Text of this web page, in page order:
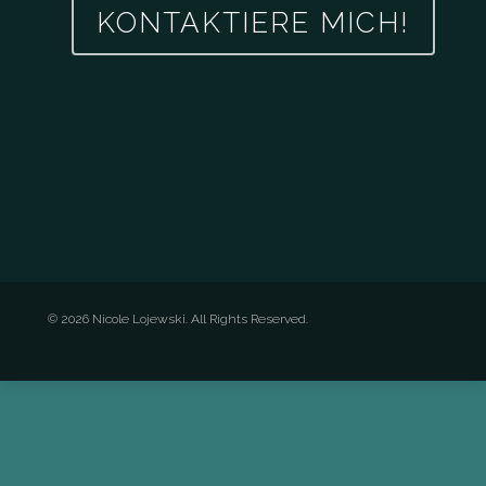
KONTAKTIERE MICH!
© 2026 Nicole Lojewski. All Rights Reserved.